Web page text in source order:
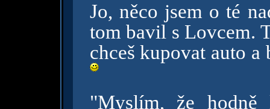
Jo, něco jsem o té
tom bavil s Lovcem.
chceš kupovat auto a
"Myslím, že